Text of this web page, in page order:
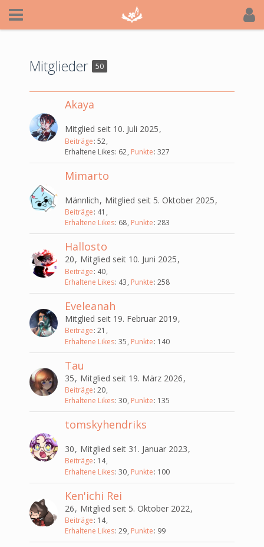
Mitglieder 50
Akaya
Mitglied seit 10. Juli 2025
Beiträge 52
Erhaltene Likes 62 Punkte 327
Mimarto
Männlich Mitglied seit 5. Oktober 2025
Beiträge 41
Erhaltene Likes 68 Punkte 283
Hallosto
20 Mitglied seit 10. Juni 2025
Beiträge 40
Erhaltene Likes 43 Punkte 258
Eveleanah
Mitglied seit 19. Februar 2019
Beiträge 21
Erhaltene Likes 35 Punkte 140
Tau
35 Mitglied seit 19. März 2026
Beiträge 20
Erhaltene Likes 30 Punkte 135
tomskyhendriks
30 Mitglied seit 31. Januar 2023
Beiträge 14
Erhaltene Likes 30 Punkte 100
Ken'ichi Rei
26 Mitglied seit 5. Oktober 2022
Beiträge 14
Erhaltene Likes 29 Punkte 99